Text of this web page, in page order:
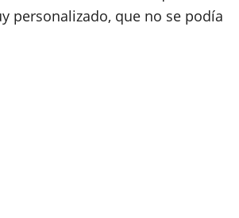
personalizado, que no se podía